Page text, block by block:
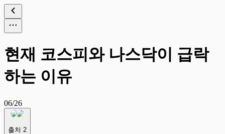
현재 코스피와 나스닥이 급락
하는 이유
06/26
출처 2